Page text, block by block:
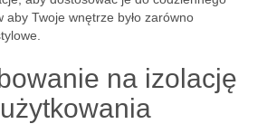
aby Twoje wnętrze było zarówno
na izolację